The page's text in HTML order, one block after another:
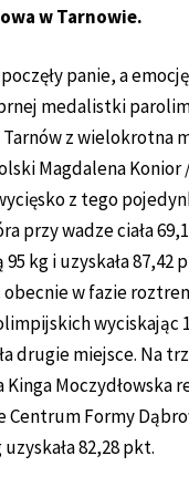
w Tarnowie.
panie, a
medalistki
z wielokrotna
Magdalena Konior
z tego
przy wadze ciała
95 kg i uzyskała 87,42
obecnie w fazie
wyciskając
drugie miejsce. Na
Kinga Moczydłowska
Centrum Formy
82,28 pkt.